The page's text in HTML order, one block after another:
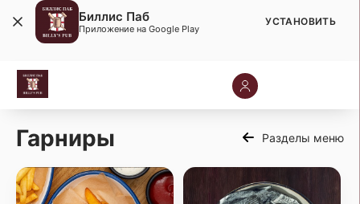
Гарниры Разделы меню
Биллис Паб
Приложение на Google Play
УСТАНОВИТЬ